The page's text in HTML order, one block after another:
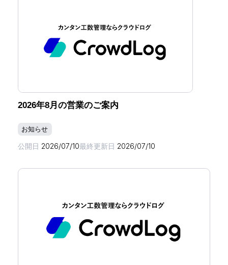
2026年8月の営業のご案内
お知らせ
公開日 2026/07/10最終更新日 2026/07/10